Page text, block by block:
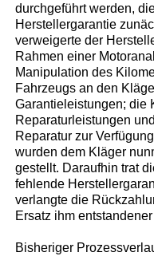
durchgeführt werden,
Herstellergarantie
verweigerte der
Rahmen einer
Manipulation des
Fahrzeugs an den
Garantieleistungen; die
Reparaturleistungen
Reparatur zur
wurden dem Kläger
gestellt. Daraufhin trat
fehlende
verlangte die
Ersatz ihm
Bisheriger